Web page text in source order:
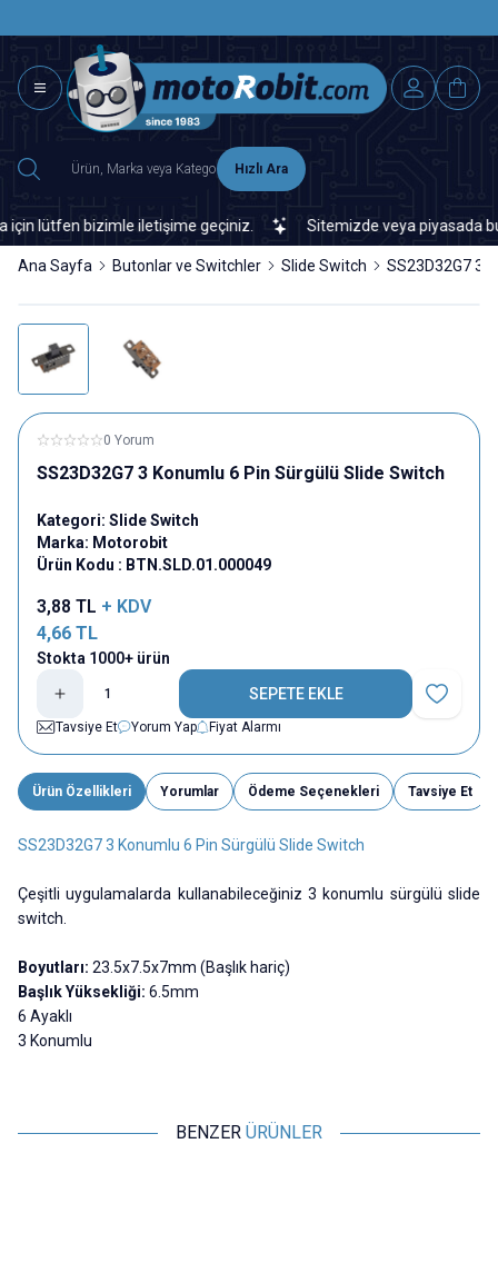
Hızlı Ara
lütfen bizimle iletişime geçiniz. Sitemizde veya piyasada
Ana Sayfa Butonlar ve Switchler Slide Switch SS23D32G7 3
0 Yorum
SS23D32G7 3 Konumlu 6 Pin Sürgülü Slide Switch
Kategori: Slide Switch
Marka: Motorobit
Ürün Kodu : BTN.SLD.01.000049
3,88 TL + KDV
4,66 TL
Stokta 1000+ ürün
SEPETE EKLE
Favoriye
Tavsiye Et
Yorum Yap Fiyat Alarmı
Ürün Özellikleri Yorumlar Ödeme Seçenekleri Tavsiye Et
SS23D32G7 3 Konumlu 6 Pin Sürgülü Slide Switch
Çeşitli uygulamalarda kullanabileceğiniz 3 konumlu sürgülü slide
switch.
Boyutları: 23.5x7.5x7mm (Başlık hariç)
Başlık Yüksekliği: 6.5mm
6 Ayaklı
3 Konumlu
BENZER ÜRÜNLER